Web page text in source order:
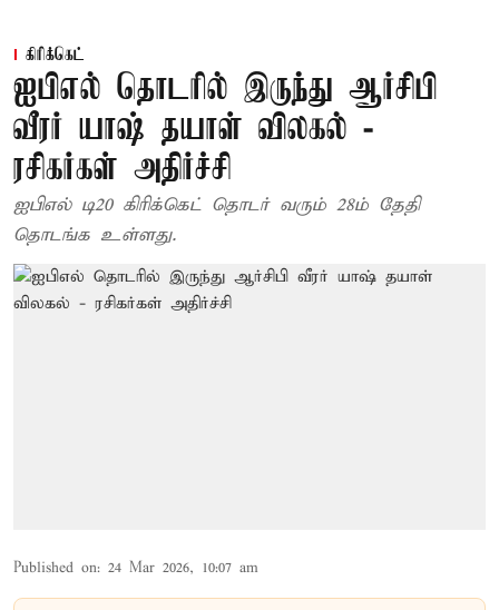
கிரிக்கெட்
ஐபிஎல் தொடரில் இருந்து ஆர்சிபி
வீரர் யாஷ் தயாள் விலகல் -
ரசிகர்கள் அதிர்ச்சி
ஐபிஎல் டி20 கிரிக்கெட் தொடர் வரும் 28ம் தேதி
தொடங்க உள்ளது.
Published on: 24 Mar 2026, 10:07 am